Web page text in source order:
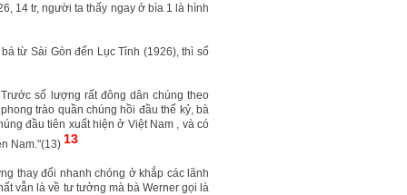
14 tr, người ta thấy ngay ở bìa 1 là hình
từ Sài Gòn đến Lục Tỉnh (1926), thì số
số lượng rất đông dân chúng theo
trào quần chúng hồi đầu thế kỷ, bà
đầu tiên xuất hiện ở Việt Nam , và có
Nam."(13) 13
thay đổi nhanh chóng ở khắp các lãnh
vẫn là về tư tưởng mà bà Werner gọi là